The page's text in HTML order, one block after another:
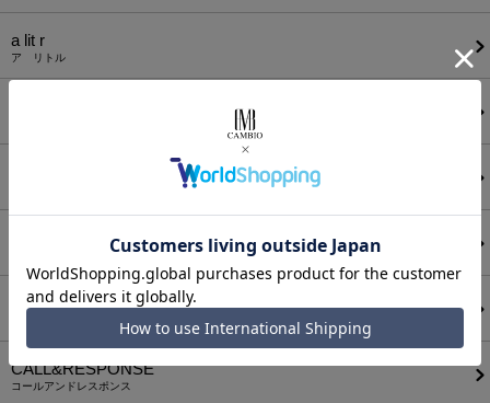
a lit r
ア リトル
BODYSONG.
CALL&RESPONSE
コールアンドレスポンス